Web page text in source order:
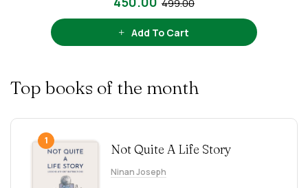
499.00
Add To Cart
Top books of the month
1
Not Quite A Life Story
Ninan Joseph